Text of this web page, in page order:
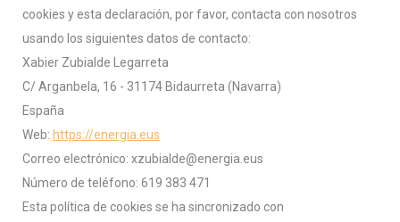
cookies y esta declaración, por favor, contacta con nosotros
usando los siguientes datos de contacto:
Xabier Zubialde Legarreta
C/ Arganbela, 16 - 31174 Bidaurreta (Navarra)
España
Web: https://energia.eus
Correo electrónico: xzubialde@energia.eus
Número de teléfono: 619 383 471
Esta política de cookies se ha sincronizado con